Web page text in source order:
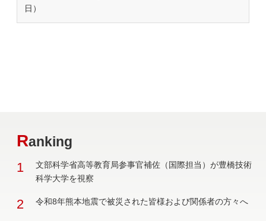
日）
Ranking
1
文部科学省高等教育局参事官補佐（国際担当）が豊橋技術
科学大学を視察
2 令和8年熊本地震で被災された皆様および関係者の方々へ